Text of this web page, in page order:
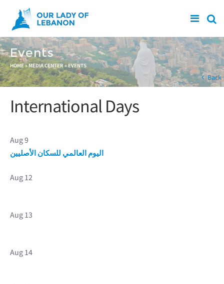
Skip to main content
Events
You are here
HOME» MEDIA CENTER » EVENTS
Back
International Days
Aug 9
اليوم العالمي للسكان الأصليين
Aug 12
Aug 13
Aug 14